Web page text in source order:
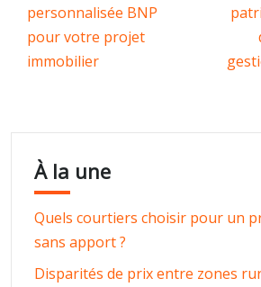
personnalisée BNP
pour votre projet
immobilier
À la une
Quels courtiers choisir pour un
sans apport ?
Disparités de prix entre zones